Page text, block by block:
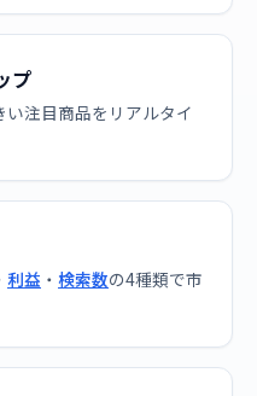
プ
注目商品をリアルタイ
利益 ・ 検索数の4種類で市